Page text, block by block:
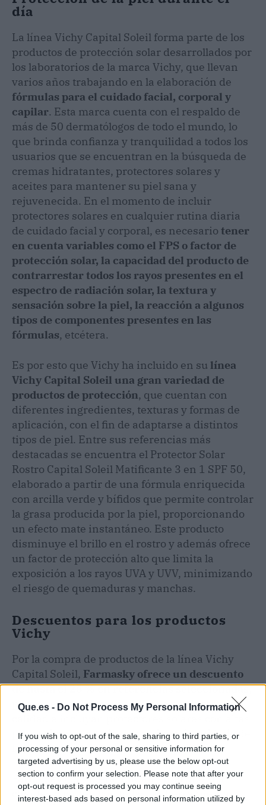
Que.es - Do Not Process My Personal Information
If you wish to opt-out of the sale, sharing to third parties, or
processing of your personal or sensitive information for
targeted advertising by us, please use the below opt-out
section to confirm your selection. Please note that after your
opt-out request is processed you may continue seeing
interest-based ads based on personal information utilized by
día
La línea Vichy Capital Soleil forma parte de los
productos de protección solar desarrollados por
los laboratorios de la marca Vichy, que llevan
varios años trabajando en la elaboración de
fórmulas para el cuidado facial, corporal y
capilar. Esta marca cuenta con el respaldo de
más de 50 dermatólogos de todo el mundo, lo
que brinda confianza y tranquilidad a todos los
usuarios que se encuentran en la búsqueda de
cremas hidratantes, protectores solares y
aceites para mantener su piel sana y
rejuvenecida. En el momento de incluir
protectores solares en cualquier rutina diaria
de cuidado facial y corporal, es necesario tener
en cuenta variables como el FPS o factor de
protección solar, la capacidad del producto de
contrarrestar todos los rayos presentes en el
espectro de radiación solar, la textura y
sensación sobre la piel, la reacción a algunos
tipos de componentes presentes en las
fórmulas, etcétera.
Es por esto que Vichy ha incluido en sulínea
Vichy Capital Soleil una gran variedad de
productos de protección, que cuentan con
diferentes ingredientes, texturas y formas de
aplicación, con el fin de adaptarse a distintos
tipos de piel. Entre sus referencias más
destacadas se encuentra el Protector Solar
Rostro Capital Soleil Matificante 3 en 1 SPF 50,
elaborado a partir de una fórmula enriquecida
con arcilla verde y bífidos que permite controlar
la grasa producida por la piel, proporcionando
un efecto mate instantáneo. Este producto
disminuye el brillo en el rostro y además ofrece
un factor de protección alto que limita la
exposición a los rayos UVA y UVV, minimizando
el riesgo de quemaduras y manchas.
Descuentos para los productos
Vichy
Por la compra de productos de la línea Vichy
Capital Soleil, Farmasky ofrece un descuento
de hasta el 25 % en referencias seleccionadas,
para que los clientes accedan a productos de
prestaciones en todas las rutinas de cuidado de
la piel.
Farmasky considera fundamental que sus
clientes cuenten con todas las herramientas